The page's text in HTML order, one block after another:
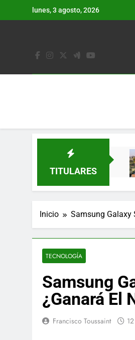
lunes, 3 agosto, 2026
TITULARES
Inicio Samsung Galaxy
TECNOLOGÍA
Samsung
¿Ganará El
Francisco Toussaint